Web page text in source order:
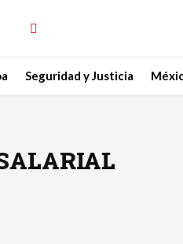
Seguridad y Justicia